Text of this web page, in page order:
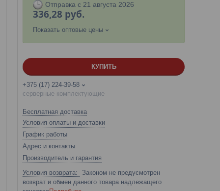
Отправка с 21 августа 2026
336,28 руб.
Показать оптовые цены
КУПИТЬ
+375 (17) 224-39-58
серверные комплектующие
Бесплатная доставка
Условия оплаты и доставки
График работы
Адрес и контакты
Производитель и гарантия
Законом не предусмотрен
возврат и обмен данного товара надлежащего